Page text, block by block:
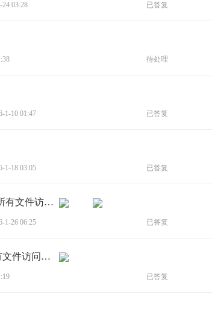
03:28 已答复
待处理
1-10 01:47 已答复
1-18 03:05 已答复
[BUG]X30升级13后，图片打开显示所有文件访问权限界面
1-26 06:25 已答复
[BUG]每次打开相册后都会弹出“所有文件访问权限”界面
已答复